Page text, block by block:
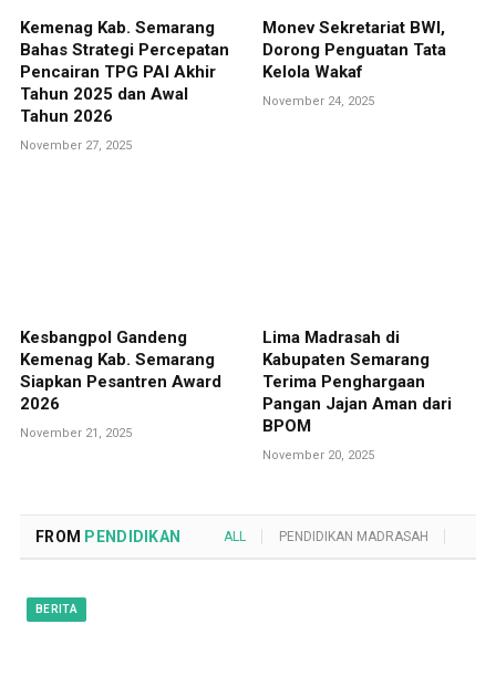
Kemenag Kab. Semarang
Bahas Strategi Percepatan
Pencairan TPG PAI Akhir
Tahun 2025 dan Awal
Tahun 2026
November 27, 2025
Monev Sekretariat BWI,
Dorong Penguatan Tata
Kelola Wakaf
November 24, 2025
Kesbangpol Gandeng
Kemenag Kab. Semarang
Siapkan Pesantren Award
2026
November 21, 2025
Lima Madrasah di
Kabupaten Semarang
Terima Penghargaan
Pangan Jajan Aman dari
BPOM
November 20, 2025
FROM PENDIDIKAN ALL PENDIDIKAN MADRASAH
BERITA